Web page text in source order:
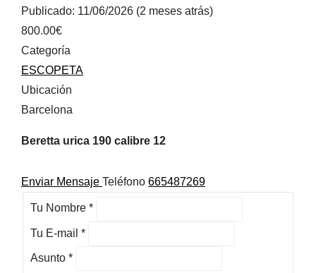
Publicado: 11/06/2026 (2 meses atrás)
800.00€
Categoría
ESCOPETA
Ubicación
Barcelona
Beretta urica 190 calibre 12
Enviar Mensaje Teléfono 665487269
Tu Nombre *
Tu E-mail *
Asunto *